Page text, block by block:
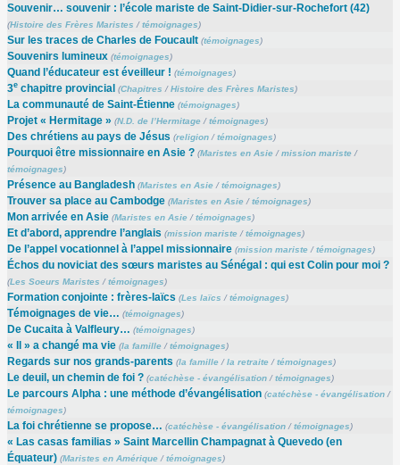
Souvenir… souvenir : l’école mariste de Saint-Didier-sur-Rochefort (42)
(Histoire des Frères Maristes /témoignages)
Sur les traces de Charles de Foucault (témoignages)
Souvenirs lumineux (témoignages)
Quand l’éducateur est éveilleur ! (témoignages)
3echapitre provincial (Chapitres /Histoire des Frères Maristes)
La communauté de Saint-Étienne (témoignages)
Projet « Hermitage » (N.D. de l’Hermitage/témoignages)
Des chrétiens au pays de Jésus (religion/témoignages)
Pourquoi être missionnaire en Asie ? (Maristes en Asie/mission mariste/
témoignages)
Présence au Bangladesh (Maristes en Asie/témoignages)
Trouver sa place au Cambodge (Maristes en Asie/témoignages)
Mon arrivée en Asie (Maristes en Asie/témoignages)
Et d’abord, apprendre l’anglais (mission mariste/témoignages)
De l’appel vocationnel à l’appel missionnaire (mission mariste/témoignages)
Échos du noviciat des sœurs maristes au Sénégal : qui est Colin pour moi ?
(Les Soeurs Maristes /témoignages)
Formation conjointe : frères-laïcs (Les laïcs /témoignages)
Témoignages de vie… (témoignages)
De Cucaita à Valfleury… (témoignages)
« Il » a changé ma vie (la famille/témoignages)
Regards sur nos grands-parents (la famille/la retraite/témoignages)
Le deuil, un chemin de foi ? (catéchèse - évangélisation/témoignages)
Le parcours Alpha : une méthode d’évangélisation (catéchèse - évangélisation/
témoignages)
La foi chrétienne se propose… (catéchèse - évangélisation/témoignages)
« Las casas familias » Saint Marcellin Champagnat à Quevedo (en
Équateur) (Maristes en Amérique/témoignages)